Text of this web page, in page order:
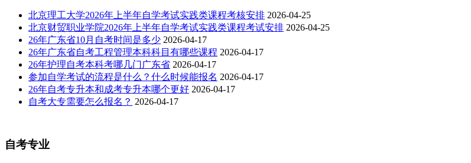
北京理工大学2026年上半年自学考试实践类课程考核安排 2026-04-25
北京财贸职业学院2026年上半年自学考试实践类课程考试安排 2026-04-25
26年广东省10月自考时间是多少 2026-04-17
26年广东省自考工程管理本科科目有哪些课程 2026-04-17
26年护理自考本科考哪几门广东省 2026-04-17
参加自学考试的流程是什么？什么时候能报名 2026-04-17
26年自考专升本和成考专升本哪个更好 2026-04-17
自考大专需要怎么报名？ 2026-04-17
自考专业